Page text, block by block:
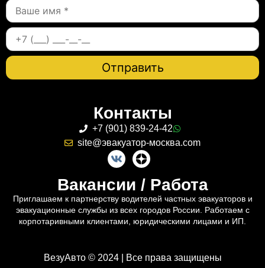
Контакты
+7 (901) 839-24-42
site@эвакуатор-москва.com
Вакансии / Работа
Приглашаем к партнерству водителей частных эвакуаторов и
эвакуационные службы из всех городов России. Работаем с
корпотаривными клиентами, юридическими лицами и ИП.
ВезуАвто © 2024 | Все права защищены